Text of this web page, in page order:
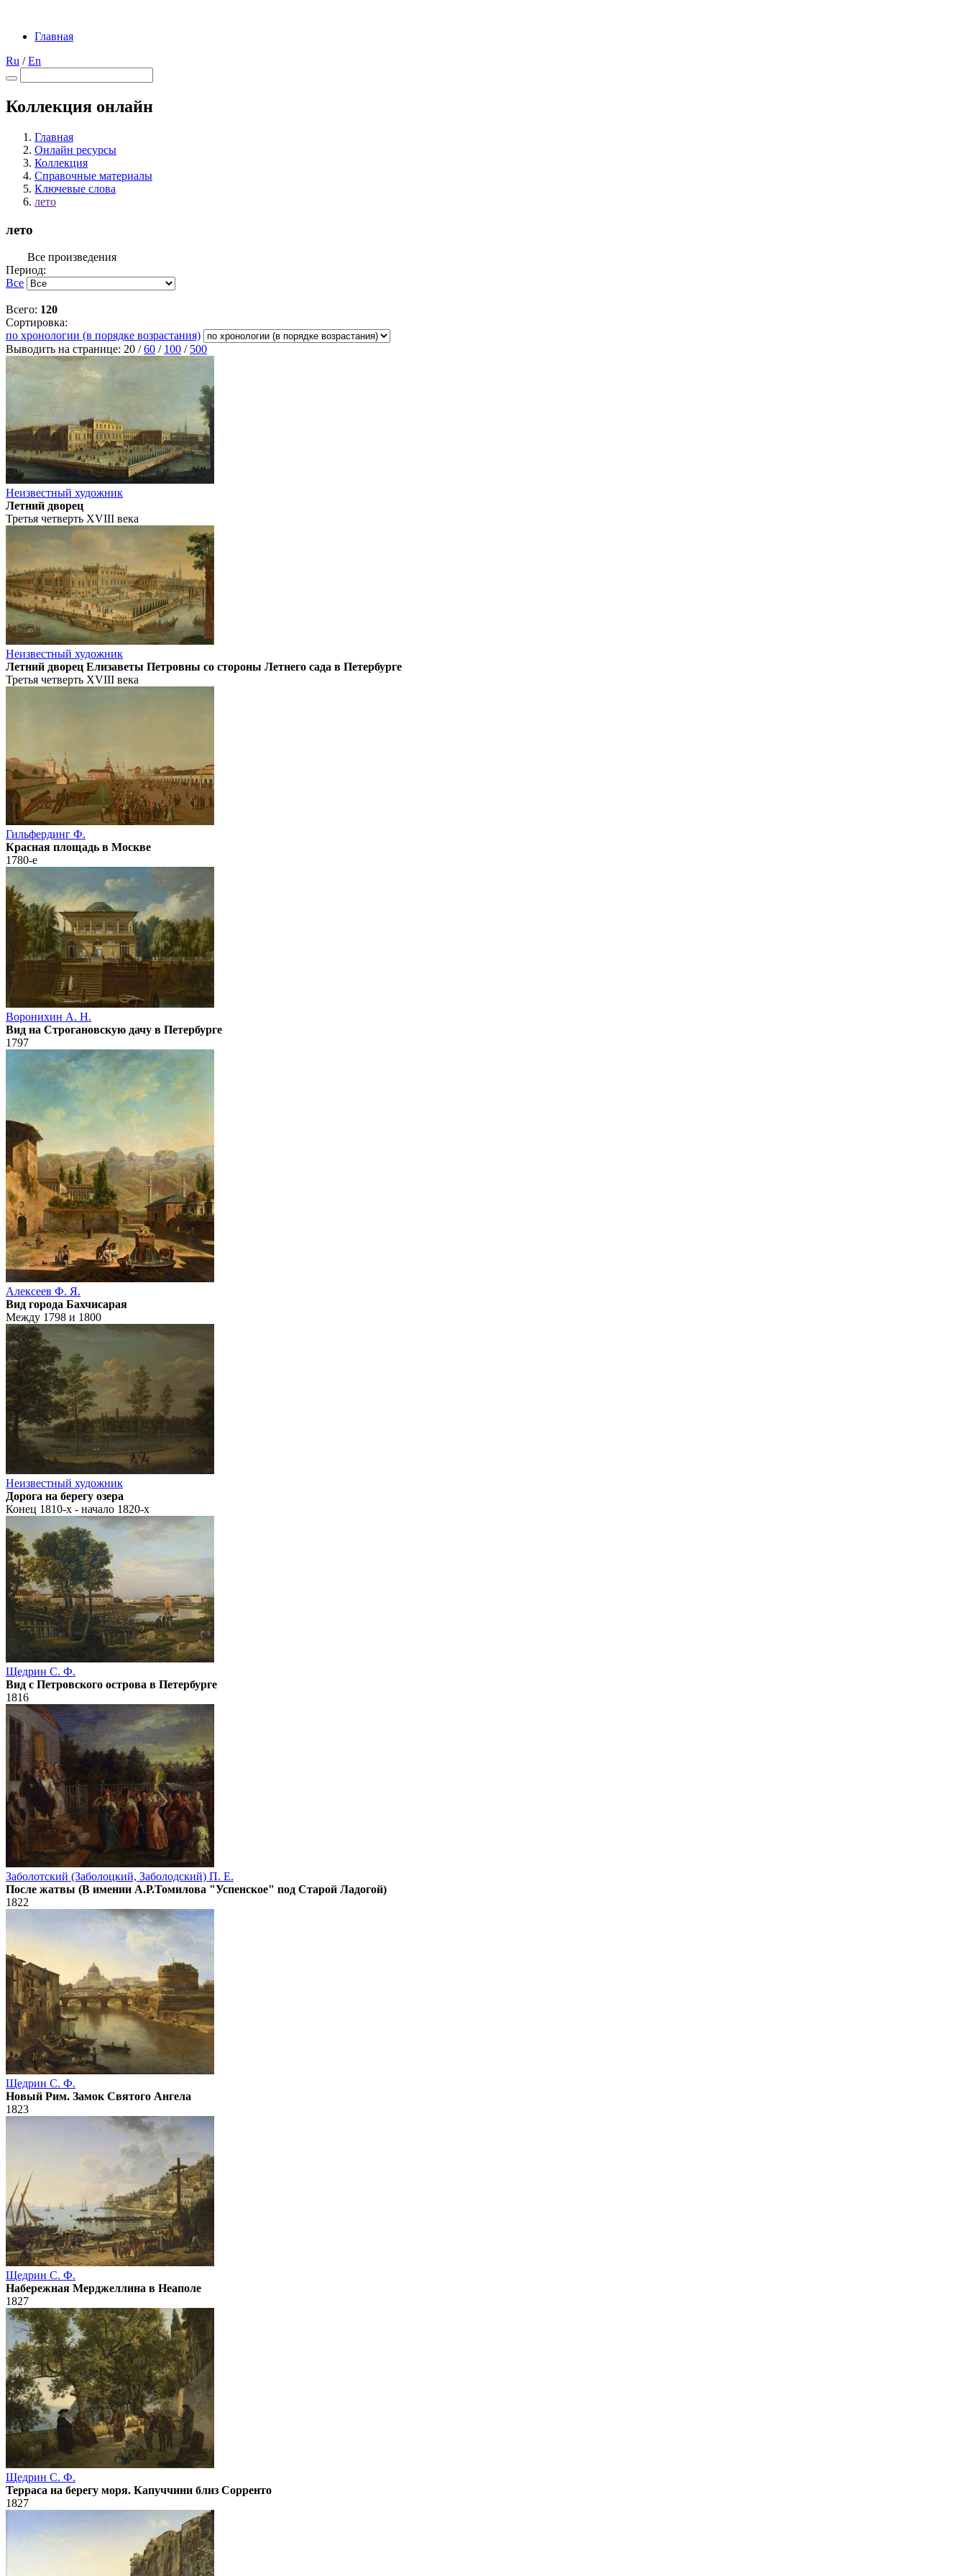
Главная
Ru /En
Коллекция онлайн
Главная
Онлайн ресурсы
Коллекция
Справочные материалы
Ключевые слова
лето
лето
Все произведения
Период:
Все
Всего: 120
Сортировка:
по хронологии (в порядке возрастания)
Выводить на странице: 20 /60 / 100 / 500
Неизвестный художник
Летний дворец
Третья четверть XVIII века
Неизвестный художник
Летний дворец Елизаветы Петровны со стороны Летнего сада в Петербурге
Третья четверть XVIII века
Гильфердинг Ф.
Красная площадь в Москве
1780-е
Воронихин А. Н.
Вид на Строгановскую дачу в Петербурге
1797
Алексеев Ф. Я.
Вид города Бахчисарая
Между 1798 и 1800
Неизвестный художник
Дорога на берегу озера
Конец 1810-х - начало 1820-х
Щедрин С. Ф.
Вид с Петровского острова в Петербурге
1816
Заболотский (Заболоцкий, Заболодский) П. Е.
После жатвы (В имении А.Р.Томилова "Успенское" под Старой Ладогой)
1822
Щедрин С. Ф.
Новый Рим. Замок Святого Ангела
1823
Щедрин С. Ф.
Набережная Мерджеллина в Неаполе
1827
Щедрин С. Ф.
Терраса на берегу моря. Капуччини близ Сорренто
1827